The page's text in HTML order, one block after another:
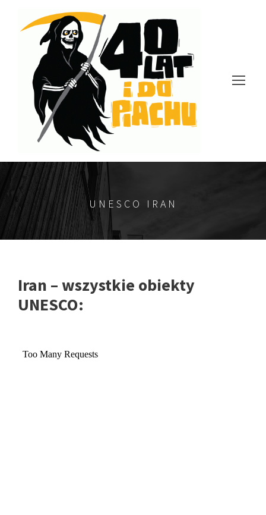
UNESCO IRAN
Iran – wszystkie obiekty
UNESCO: